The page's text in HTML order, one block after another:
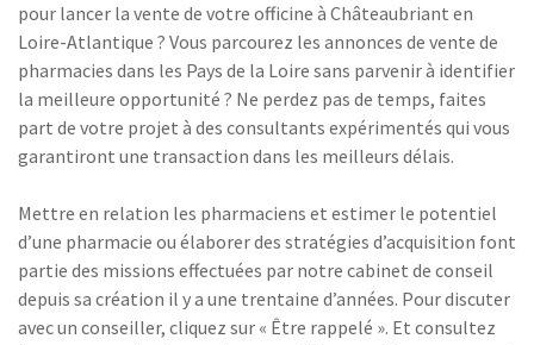
pour lancer la vente de votre officine à Châteaubriant en
Loire-Atlantique ? Vous parcourez les annonces de vente de
pharmacies dans les Pays de la Loire sans parvenir à identifier
la meilleure opportunité ? Ne perdez pas de temps, faites
part de votre projet à des consultants expérimentés qui vous
garantiront une transaction dans les meilleurs délais.
Mettre en relation les pharmaciens et estimer le potentiel
d’une pharmacie ou élaborer des stratégies d’acquisition font
partie des missions effectuées par notre cabinet de conseil
depuis sa création il y a une trentaine d’années. Pour discuter
avec un conseiller, cliquez sur « Être rappelé ». Et consultez